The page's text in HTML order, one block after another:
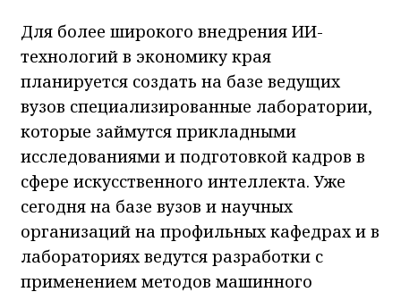
Для более широкого внедрения ИИ-
технологий в экономику края
планируется создать на базе ведущих
вузов специализированные лаборатории,
которые займутся прикладными
исследованиями и подготовкой кадров в
сфере искусственного интеллекта. Уже
сегодня на базе вузов и научных
организаций на профильных кафедрах и в
лабораториях ведутся разработки с
применением методов машинного